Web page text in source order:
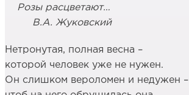
Розы расцветают…
В.А. Жуковский
Нетронутая, полная весна –
которой человек уже не нужен.
Он слишком вероломен и недужен –